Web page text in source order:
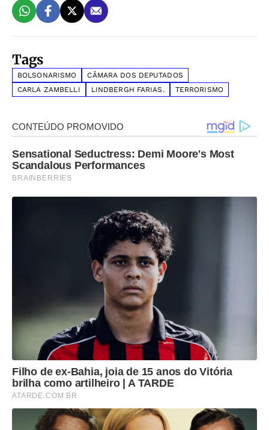
Tags
BOLSONARISMO
CÂMARA DOS DEPUTADOS
CARLA ZAMBELLI
LINDBERGH FARIAS. TERRORISMO